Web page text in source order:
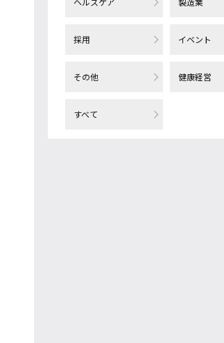
採用 イベント
その他 健康経営
すべて